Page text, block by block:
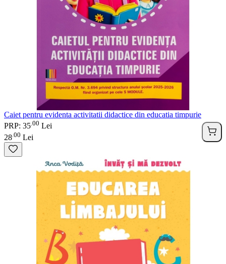
Caiet pentru evidenta activitatii didactice din educatia timpurie
PRP: 35 00 Lei
28 00 Lei